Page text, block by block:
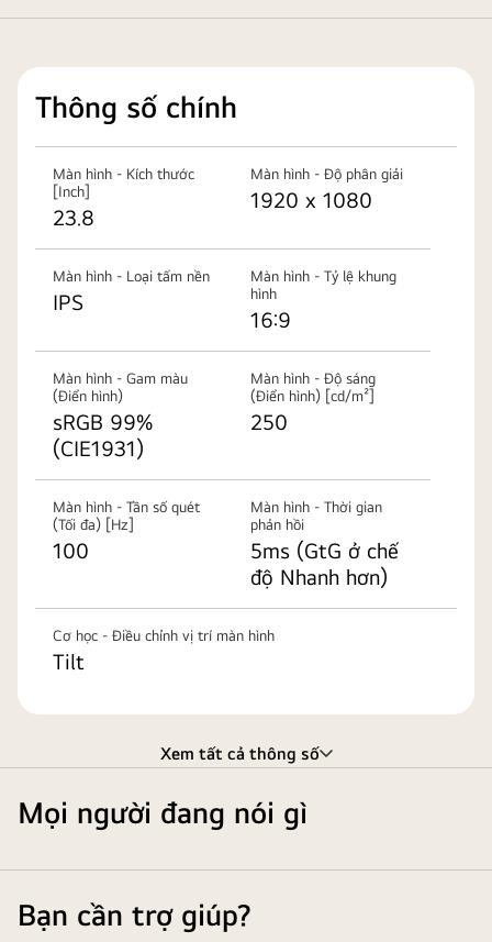
Thông số chính
Màn hình - Kích thước
[Inch]
23.8
Màn hình - Độ phân giải
1920 x 1080
Màn hình - Loại tấm nền
IPS
Màn hình - Tỷ lệ khung
hình
16:9
Màn hình - Gam màu
(Điển hình)
sRGB 99%
(CIE1931)
Màn hình - Độ sáng
(Điển hình) [cd/m²]
250
Màn hình - Tần số quét
(Tối đa) [Hz]
100
Màn hình - Thời gian
phản hồi
5ms (GtG ở chế
độ Nhanh hơn)
Cơ học - Điều chỉnh vị trí màn hình
Tilt
Xem tất cả thông số
Mọi người đang nói gì
Bạn cần trợ giúp?